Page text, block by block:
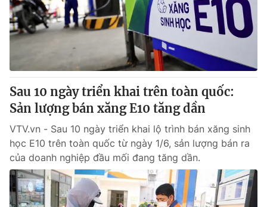
Sau 10 ngày triển khai trên toàn quốc:
Sản lượng bán xăng E10 tăng dần
VTV.vn - Sau 10 ngày triển khai lộ trình bán xăng sinh
học E10 trên toàn quốc từ ngày 1/6, sản lượng bán ra
của doanh nghiệp đầu mối đang tăng dần.